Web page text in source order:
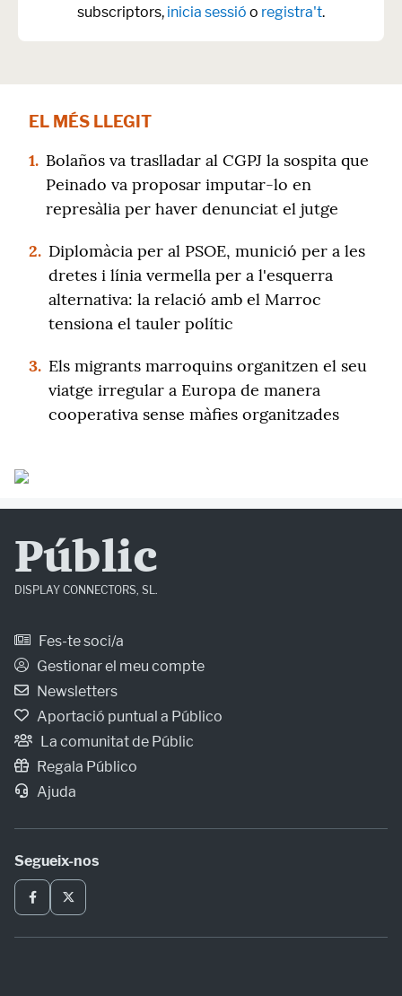
subscriptors, inicia sessió o registra't.
EL MÉS LLEGIT
1. Bolaños va traslladar al CGPJ la sospita que
Peinado va proposar imputar-lo en
represàlia per haver denunciat el jutge
2. Diplomàcia per al PSOE, munició per a les
dretes i línia vermella per a l'esquerra
alternativa: la relació amb el Marroc
tensiona el tauler polític
3. Els migrants marroquins organitzen el seu
viatge irregular a Europa de manera
cooperativa sense màfies organitzades
Públic
DISPLAY CONNECTORS, SL.
Fes-te soci/a
Gestionar el meu compte
Newsletters
Aportació puntual a Público
La comunitat de Públic
Regala Público
Ajuda
Segueix-nos